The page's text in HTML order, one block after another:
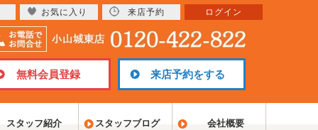
無料会員登録 来店予約をする
スタッフ紹介 スタッフブログ 会社概要
お気に入り 来店予約 ログイン